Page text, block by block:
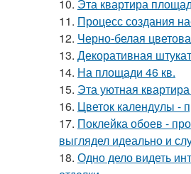
10. Эта квартира
11. Процесс создания
12. Черно-белая
13. Декоративная
14. На площади 46 кв.
15. Эта уютная
16. Цветок календулы -
17. Поклейка обоев -
выглядел идеально и
18. Одно дело видеть